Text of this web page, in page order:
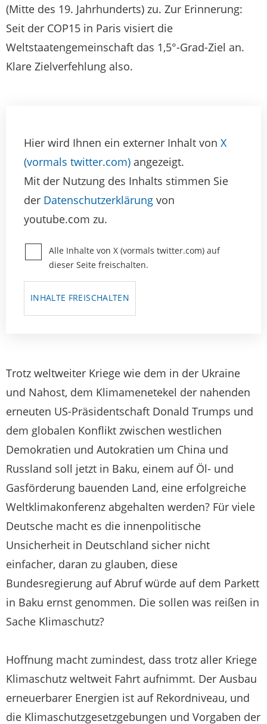
(Mitte des 19. Jahrhunderts) zu. Zur Erinnerung:
Seit der COP15 in Paris visiert die
Weltstaatengemeinschaft das 1,5°-Grad-Ziel an.
Klare Zielverfehlung also.
Hier wird Ihnen ein externer Inhalt von X
(vormals twitter.com) angezeigt.
Mit der Nutzung des Inhalts stimmen Sie
der Datenschutzerklärung von
youtube.com zu.
Alle Inhalte von X (vormals twitter.com) auf
dieser Seite freischalten.
INHALTE FREISCHALTEN
Trotz weltweiter Kriege wie dem in der Ukraine
und Nahost, dem Klimamenetekel der nahenden
erneuten US-Präsidentschaft Donald Trumps und
dem globalen Konflikt zwischen westlichen
Demokratien und Autokratien um China und
Russland soll jetzt in Baku, einem auf Öl- und
Gasförderung bauenden Land, eine erfolgreiche
Weltklimakonferenz abgehalten werden? Für viele
Deutsche macht es die innenpolitische
Unsicherheit in Deutschland sicher nicht
einfacher, daran zu glauben, diese
Bundesregierung auf Abruf würde auf dem Parkett
in Baku ernst genommen. Die sollen was reißen in
Sache Klimaschutz?
Hoffnung macht zumindest, dass trotz aller Kriege
Klimaschutz weltweit Fahrt aufnimmt. Der Ausbau
erneuerbarer Energien ist auf Rekordniveau, und
die Klimaschutzgesetzgebungen und Vorgaben der